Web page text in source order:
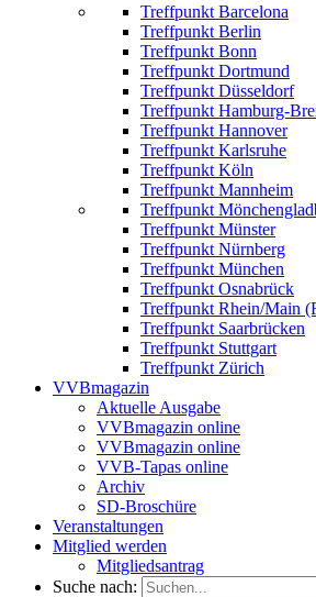
Treffpunkt Barcelona
Treffpunkt Berlin
Treffpunkt Bonn
Treffpunkt Dortmund
Treffpunkt Düsseldorf
Treffpunkt Hamburg-
Treffpunkt Hannover
Treffpunkt Karlsruhe
Treffpunkt Köln
Treffpunkt Mannheim
Treffpunkt
Treffpunkt Münster
Treffpunkt Nürnberg
Treffpunkt München
Treffpunkt Osnabrück
Treffpunkt Rhein/Main
Treffpunkt Saarbrücken
Treffpunkt Stuttgart
Treffpunkt Zürich
VVBmagazin
Aktuelle Ausgabe
VVBmagazin online
VVBmagazin online
VVB-Tapas online
Archiv
SD-Broschüre
Veranstaltungen
Mitglied werden
Mitgliedsantrag
Suche nach: